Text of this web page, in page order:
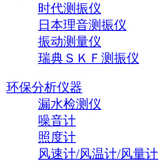
时代测振仪
日本理音测振仪
振动测量仪
瑞典ＳＫＦ测振仪
环保分析仪器
漏水检测仪
噪音计
照度计
风速计/风温计/风量计